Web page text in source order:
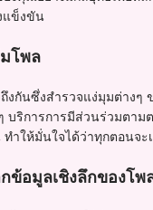
แข็งขัน
โพล
งกันซึ่งสำรวจแง่มุมต่าง
ริการการมีส่วนร่วมตาม
ำให้มั่นใจได้ว่าทุกตอนจ
ข้อมูลเชิงลึกของโ